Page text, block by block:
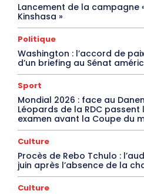
Lancement de la campagne
Kinshasa »
Politique
Washington : l’accord de
d’un briefing au Sénat
Sport
Mondial 2026 : face au
Léopards de la RDC
examen avant la Coupe du
Culture
Procès de Rebo Tchulo :
juin après l’absence de la
Culture